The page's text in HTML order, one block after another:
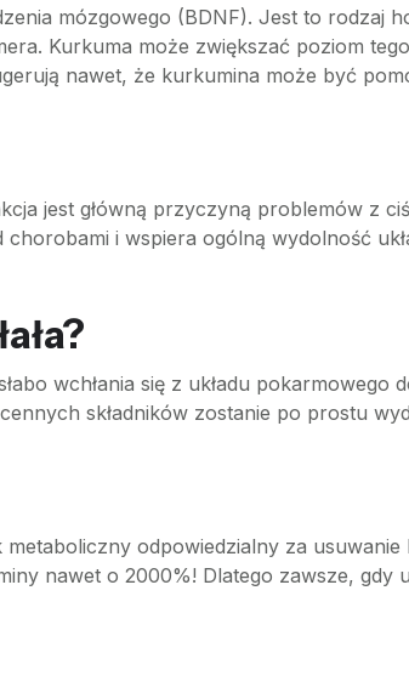
mózgowego (BDNF). Jest to rodzaj
Kurkuma może zwiększać poziom
nawet, że kurkumina może być
jest główną przyczyną problemów z
i wspiera ogólną wydolność
wchłania się z układu pokarmowego
składników zostanie po prostu
odpowiedzialny za
nawet o 2000%! Dlatego zawsze, gdy